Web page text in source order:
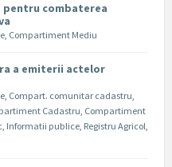
pentru combaterea
, Compartiment Mediu
a emiterii actelor
, Compart. comunitar cadastru,
Cadastru, Compartiment
, Informatii publice, Registru Agricol,